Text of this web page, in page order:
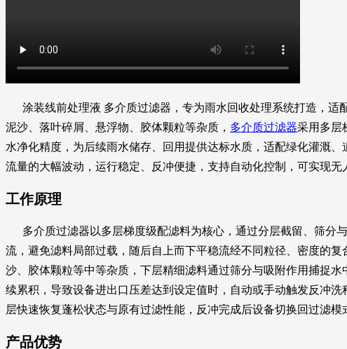
涂装线前处理液 多介质过滤器，专为雨水回收处理系统打造，适
泥沙、落叶碎屑、悬浮物、胶体颗粒等杂质， 多介质过滤器采用多层
水净化精度，为后续雨水储存、回用提供达标水质，适配绿化灌溉
流量的大幅波动，运行稳定、反冲便捷，支持自动化控制，可实现
工作原理
多介质过滤器以多层梯度级配滤料为核心，通过分层截留、筛分
流，避免滤料局部过载，随后自上而下平稳流经不同粒径、密度的
沙、胶体颗粒等中等杂质，下层精细滤料通过筛分与吸附作用捕捉
续累积，导致设备进出口压差达到设定值时，自动或手动触发反冲
层快速恢复蓬松状态与原有过滤性能，反冲完成后设备切换回过滤模
产品优势